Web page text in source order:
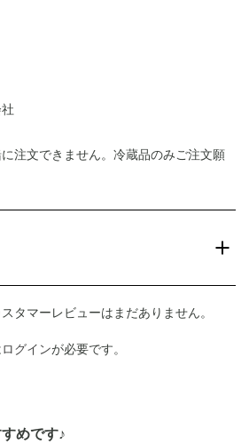
注文できません。冷蔵品のみご注文願
タマーレビューはまだありません。
ログインが必要です。
めです♪